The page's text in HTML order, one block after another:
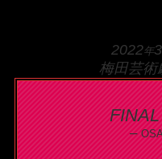
2022年3
梅田芸術
–